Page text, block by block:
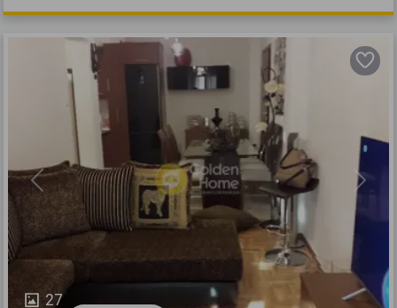
27
Previous Next